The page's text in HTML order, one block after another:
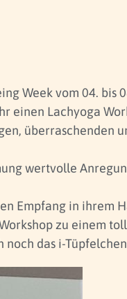
Week vom 04. bis
einen Lachyoga
überraschenden
wertvolle
Empfang in ihrem
zu einem
das i-Tüpfelchen